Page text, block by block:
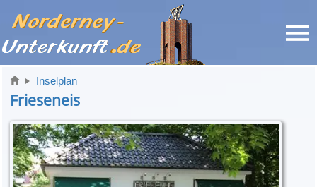
Inselplan
Frieseneis